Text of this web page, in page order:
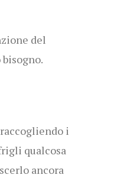
del
i
qualcosa
ancora